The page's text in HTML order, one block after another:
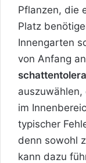
Pflanzen, die
Platz
Innengarten
von Anfang
im
typischer
denn sowohl
kann dazu